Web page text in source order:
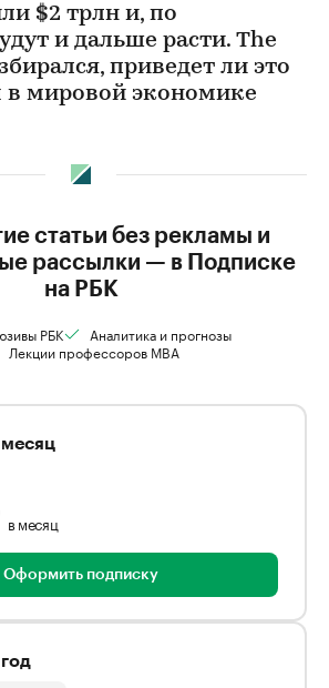
$2 трлн и, по
и дальше расти. The
приведет ли это
мировой экономике
статьи без рекламы и
рассылки — в Подписке
на РБК
РБК
Аналитика и прогнозы
Лекции профессоров MBA
в месяц
Оформить подписку